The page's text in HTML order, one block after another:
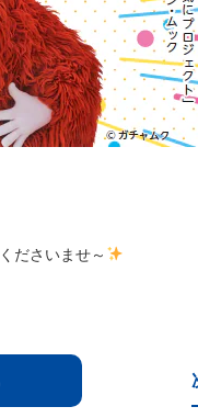
ださいませ～